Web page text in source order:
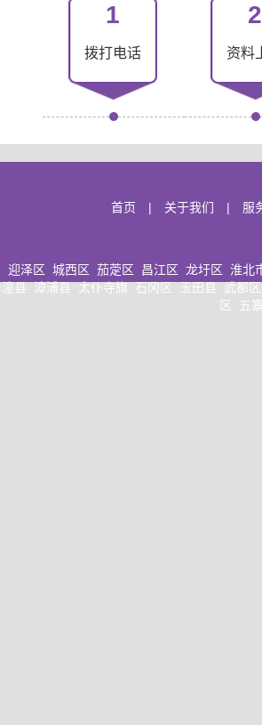
1
拨打电话
2
资料
首页 | 关于我们 | 服
迎泽区 城西区 茄萣区 昌江区 龙圩区 淮北
县 漳浦县 太仆寺旗 石冈区 玉田县
武都区
区
五